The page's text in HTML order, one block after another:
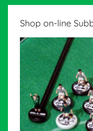
Shop on-line